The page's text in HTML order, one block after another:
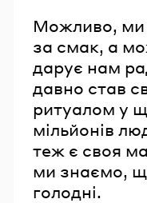
Можливо, ми
за смак, а
дарує нам
давно став
ритуалом у
мільйонів
теж є своя
ми знаємо,
голодні.